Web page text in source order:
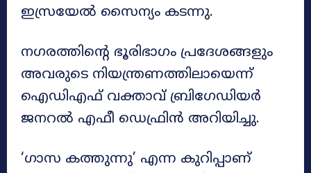
ഇസ്രയേൽ സൈന്യം കടന്നു.
നഗരത്തിന്റെ ഭൂരിഭാഗം പ്രദേശങ്ങളും
അവരുടെ നിയന്ത്രണത്തിലായെന്ന്
ഐഡിഎഫ് വക്താവ് ബ്രിഗേഡിയർ
ജനറൽ എഫീ ഡെഫ്രിൻ അറിയിച്ചു.
‘ഗാസ കത്തുന്നു’ എന്ന കുറിപ്പാണ്